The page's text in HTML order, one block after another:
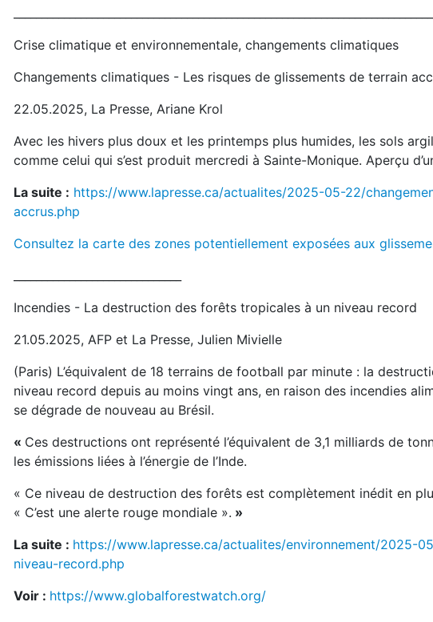
Crise climatique et environnementale, changements climatiques
Changements climatiques - Les risques de glissements de terrain
22.05.2025, La Presse, Ariane Krol
Avec les hivers plus doux et les printemps plus humides, les sols
comme celui qui s’est produit mercredi à Sainte-Monique. Aperçu
La suite : https://www.lapresse.ca/actualites/2025-05-22/
accrus.php
Consultez la carte des zones potentiellement exposées aux
Incendies - La destruction des forêts tropicales à un niveau record
21.05.2025, AFP et La Presse, Julien Mivielle
(Paris) L’équivalent de 18 terrains de football par minute : la
niveau record depuis au moins vingt ans, en raison des incendies
se dégrade de nouveau au Brésil.
« Ces destructions ont représenté l’équivalent de 3,1 milliards de
les émissions liées à l’énergie de l’Inde.
« Ce niveau de destruction des forêts est complètement inédit en
« C’est une alerte rouge mondiale ». »
La suite : https://www.lapresse.ca/actualites/environnement/2025-
niveau-record.php
Voir : https://www.globalforestwatch.org/